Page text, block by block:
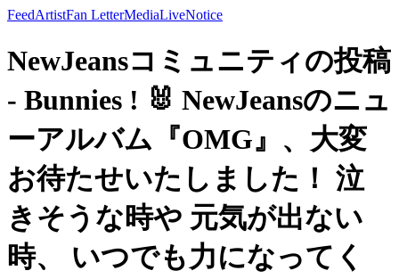
FeedArtistFan LetterMediaLiveNotice
NewJeansコミュニティの投稿
- Bunnies ! 🐰 NewJeansのニュ
ーアルバム『OMG』、大変
お待たせいたしました！ 泣
きそうな時や 元気が出ない
時、 いつでも力になってく